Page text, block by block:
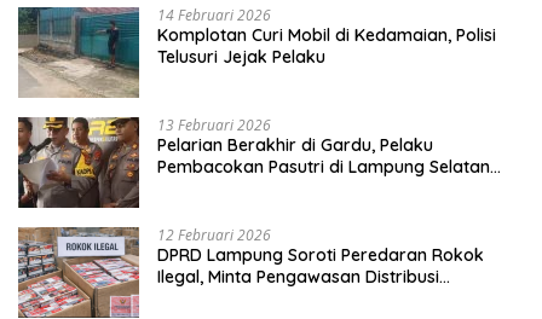
14 Februari 2026
Komplotan Curi Mobil di Kedamaian, Polisi
Telusuri Jejak Pelaku
13 Februari 2026
Pelarian Berakhir di Gardu, Pelaku
Pembacokan Pasutri di Lampung Selatan
12 Februari 2026
DPRD Lampung Soroti Peredaran Rokok
Ilegal, Minta Pengawasan Distribusi